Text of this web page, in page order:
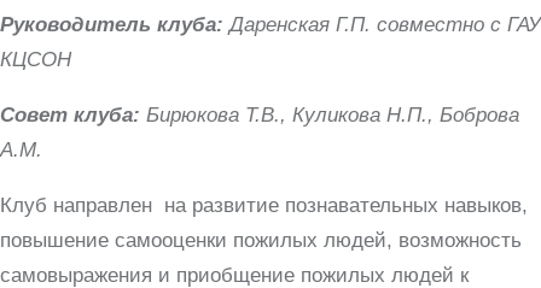
Руководитель клуба: Даренская Г.П. совместно с ГАУ
КЦСОН
Совет клуба: Бирюкова Т.В., Куликова Н.П., Боброва
А.М.
Клуб направлен на развитие познавательных навыков,
повышение самооценки пожилых людей, возможность
самовыражения и приобщение пожилых людей к